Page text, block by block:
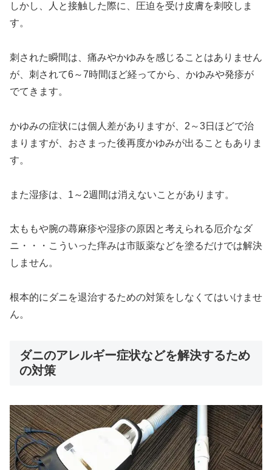
しかし、人と接触した際に、圧迫を受け皮膚を刺咬しま
す。
刺された瞬間は、痛みやかゆみを感じることはありません
が、刺されて6～7時間ほど経ってから、かゆみや発疹が
でてきます。
かゆみの症状には個人差がありますが、2～3日ほどで治
まりますが、おさまった後再度かゆみが出ることもありま
す。
また湿疹は、1～2週間は消えないことがあります。
太ももや腕の蕁麻疹や湿疹の原因と考えられる厄介なダ
ニ・・・こういった痒みは市販薬などを塗るだけでは解決
しません。
根本的にダニを退治するための対策をしなくてはいけませ
ん。
ダニのアレルギー症状などを解決するため
の対策